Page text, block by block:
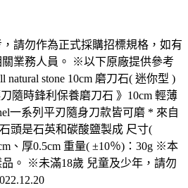
請勿作為正式採購招標規格，如有
業務人員。 ※以下原廠提供參考
natural stone 10cm 磨刀石( 迷你型 )
隨時鋒利保養磨刀石 》10cm 輕薄
一系列平刃隨身刀款皆可磨 * 來自
頭是石英和碳酸鹽製成 尺寸(
、厚0.5cm 重量( ±10％)：30g ※本
。 ※未滿18歲 兒童及少年，請勿